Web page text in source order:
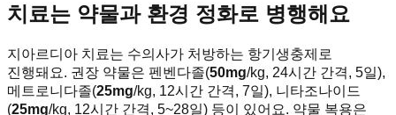
치료는 약물과 환경 정화로 병행해요
지아르디아 치료는 수의사가 처방하는 항기생충제로
진행돼요. 권장 약물은 펜벤다졸(50mg/kg, 24시간 간격, 5일),
메트로니다졸(25mg/kg, 12시간 간격, 7일), 니타조나이드
(25mg/kg, 12시간 간격, 5~28일) 등이 있어요. 약물 복용은